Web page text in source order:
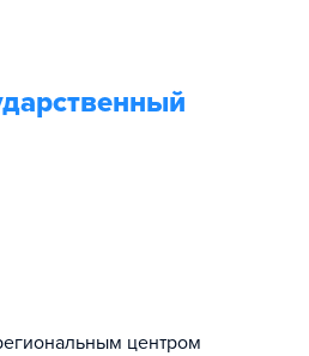
центром